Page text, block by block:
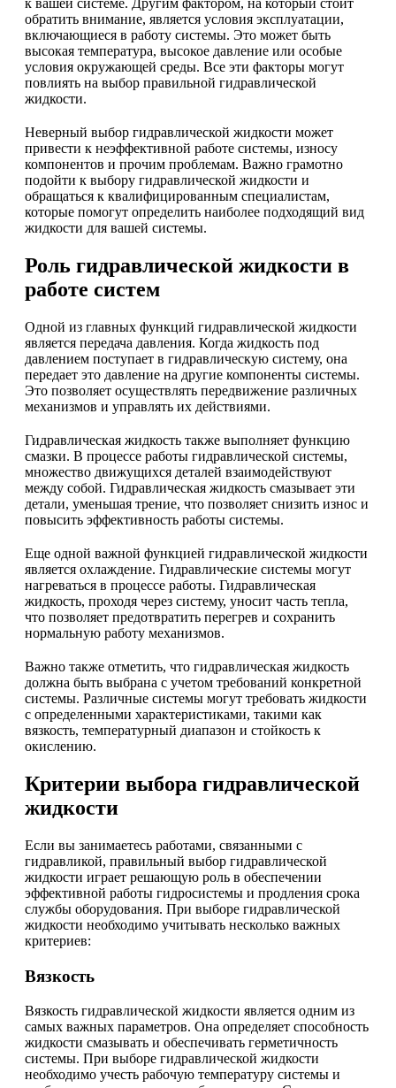
к вашей системе. Другим фактором, на который стоит
обратить внимание, является условия эксплуатации,
включающиеся в работу системы. Это может быть
высокая температура, высокое давление или особые
условия окружающей среды. Все эти факторы могут
повлиять на выбор правильной гидравлической
жидкости.
Неверный выбор гидравлической жидкости может
привести к неэффективной работе системы, износу
компонентов и прочим проблемам. Важно грамотно
подойти к выбору гидравлической жидкости и
обращаться к квалифицированным специалистам,
которые помогут определить наиболее подходящий вид
жидкости для вашей системы.
Роль гидравлической жидкости в
работе систем
Одной из главных функций гидравлической жидкости
является передача давления. Когда жидкость под
давлением поступает в гидравлическую систему, она
передает это давление на другие компоненты системы.
Это позволяет осуществлять передвижение различных
механизмов и управлять их действиями.
Гидравлическая жидкость также выполняет функцию
смазки. В процессе работы гидравлической системы,
множество движущихся деталей взаимодействуют
между собой. Гидравлическая жидкость смазывает эти
детали, уменьшая трение, что позволяет снизить износ и
повысить эффективность работы системы.
Еще одной важной функцией гидравлической жидкости
является охлаждение. Гидравлические системы могут
нагреваться в процессе работы. Гидравлическая
жидкость, проходя через систему, уносит часть тепла,
что позволяет предотвратить перегрев и сохранить
нормальную работу механизмов.
Важно также отметить, что гидравлическая жидкость
должна быть выбрана с учетом требований конкретной
системы. Различные системы могут требовать жидкости
с определенными характеристиками, такими как
вязкость, температурный диапазон и стойкость к
окислению.
Критерии выбора гидравлической
жидкости
Если вы занимаетесь работами, связанными с
гидравликой, правильный выбор гидравлической
жидкости играет решающую роль в обеспечении
эффективной работы гидросистемы и продления срока
службы оборудования. При выборе гидравлической
жидкости необходимо учитывать несколько важных
критериев:
Вязкость
Вязкость гидравлической жидкости является одним из
самых важных параметров. Она определяет способность
жидкости смазывать и обеспечивать герметичность
системы. При выборе гидравлической жидкости
необходимо учесть рабочую температуру системы и